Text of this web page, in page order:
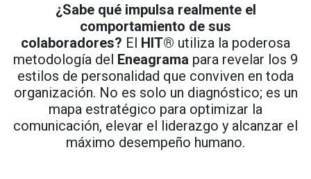
¿Sabe qué impulsa realmente el
comportamiento de sus
colaboradores? El HIT® utiliza la poderosa
metodología del Eneagrama para revelar los 9
estilos de personalidad que conviven en toda
organización. No es solo un diagnóstico; es un
mapa estratégico para optimizar la
comunicación, elevar el liderazgo y alcanzar el
máximo desempeño humano.